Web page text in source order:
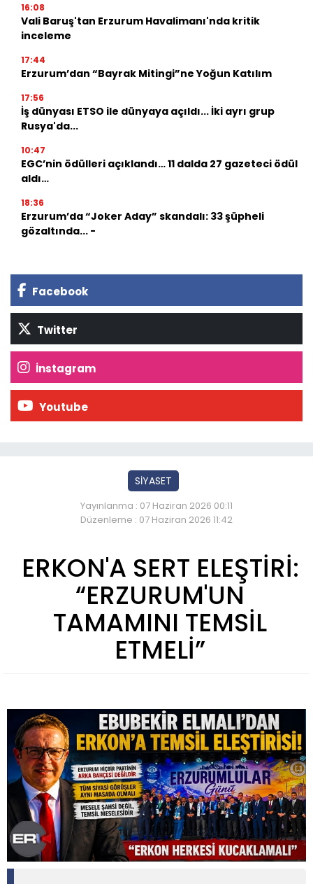
16:08
Vali Baruş'tan Erzurum Havalimanı'nda kritik
inceleme
17:44
Erzurum’dan “Bayrak Mitingi”ne Yoğun Katılım
17:56
İş dünyası ETSO ile dünyaya açıldı... İki ayrı grup
Rusya'da...
10:47
EGC’nin ödülleri açıklandı… 11 dalda 27 gazeteci ödül
aldı…
18:36
Erzurum’da “Joker Aday” skandalı: 33 şüpheli
gözaltında... -
Facebook
Twitter
İnstagram
Youtube
SİYASET
Yayınlanma : 07 Haziran 2026 00:11
Düzenleme : 07 Haziran 2026 11:42
ERKON'A SERT ELEŞTİRİ:
“ERZURUM'UN
TAMAMINI TEMSİL
ETMELİ”